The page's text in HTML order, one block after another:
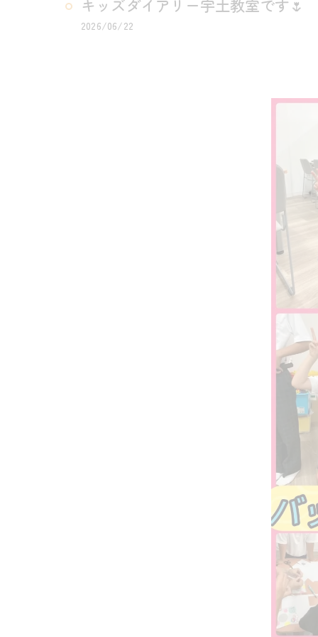
キッズダイアリー宇土教室です🌷
2026/06/22